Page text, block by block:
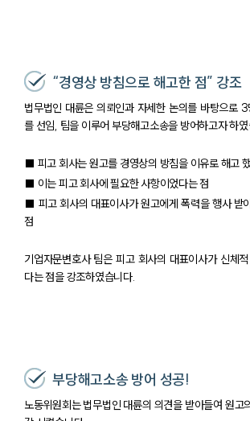
“경영상 방침으로 해고한 점” 강조
법무법인 대륜은 의뢰인과 자세한 논의를 바탕으로
를 선임, 팀을 이루어 부당해고소송을 방어하고자 하
■ 피고 회사는 원고를 경영상의 방침을 이유로 해고
■ 이는 피고 회사에 필요한 사항이었다는 점
■ 피고 회사의 대표이사가 원고에게 폭력을 행사 받
점
기업자문변호사 팀은 피고 회사의 대표이사가 신체
다는 점을 강조하였습니다.
부당해고소송 방어 성공!
노동위원회는 법무법인 대륜의 의견을 받아들여 원고